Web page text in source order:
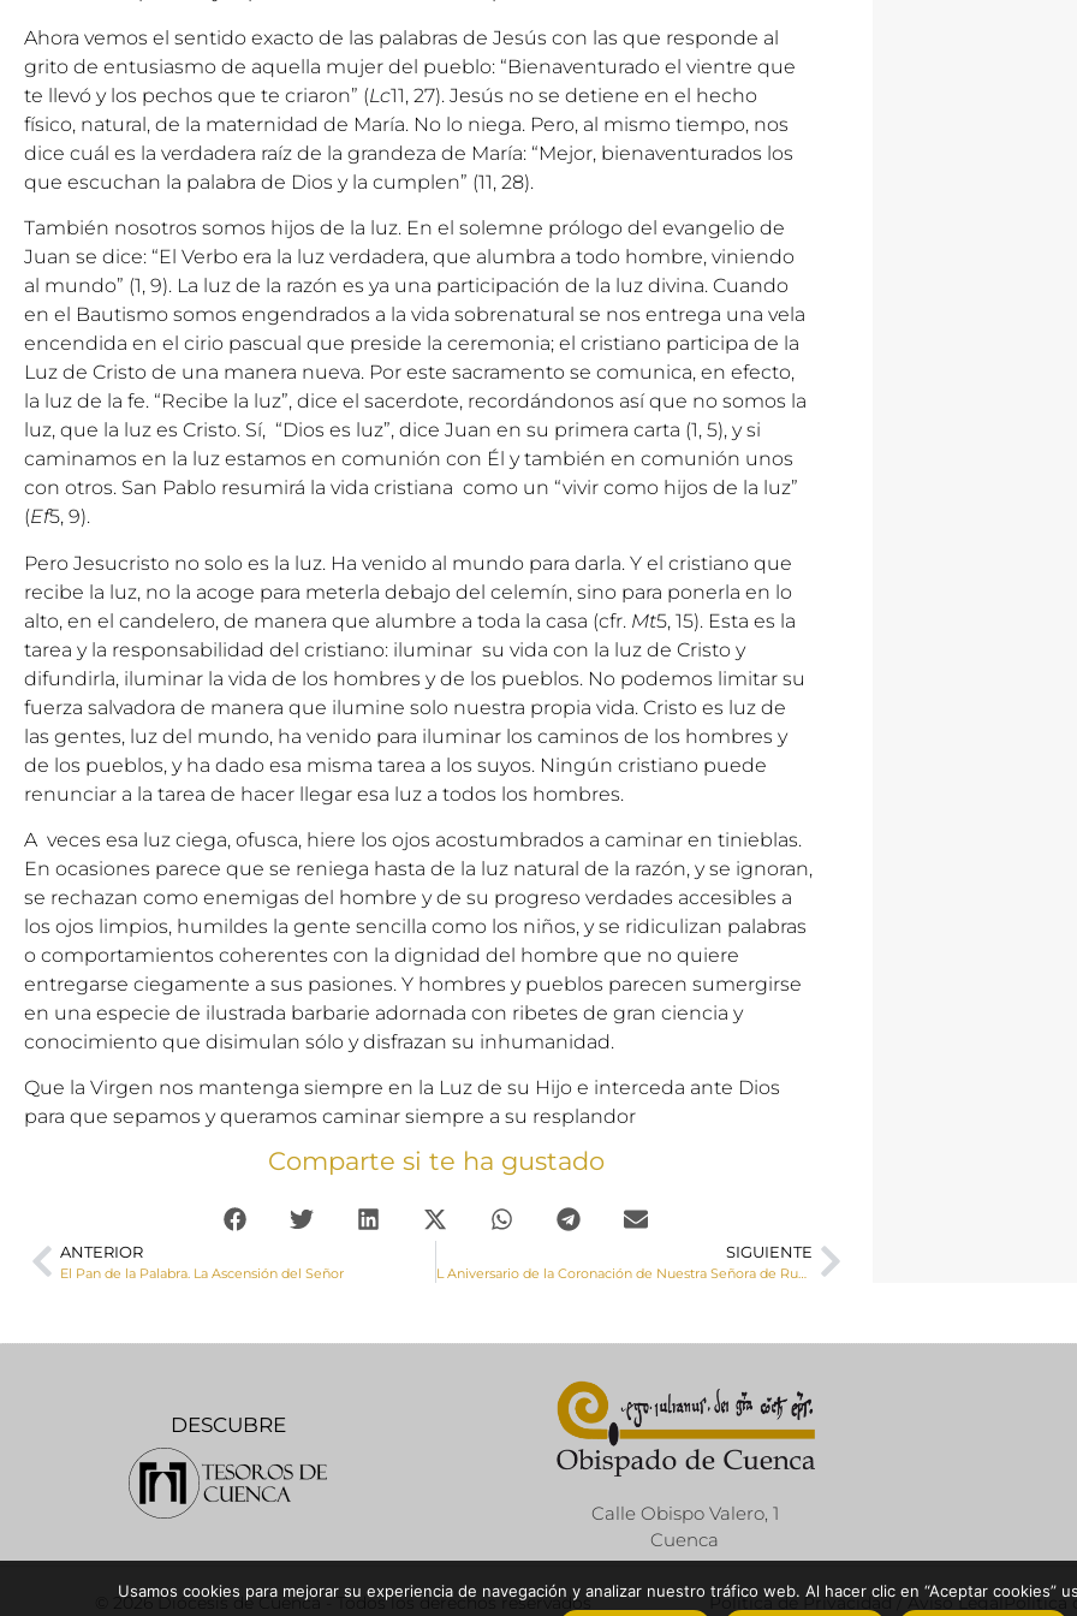
Ahora vemos el sentido exacto de las palabras de Jesús con las que responde al
grito de entusiasmo de aquella mujer del pueblo: “Bienaventurado el vientre que
te llevó y los pechos que te criaron” (Lc11, 27). Jesús no se detiene en el hecho
físico, natural, de la maternidad de María. No lo niega. Pero, al mismo tiempo, nos
dice cuál es la verdadera raíz de la grandeza de María: “Mejor, bienaventurados los
que escuchan la palabra de Dios y la cumplen” (11, 28).
También nosotros somos hijos de la luz. En el solemne prólogo del evangelio de
Juan se dice: “El Verbo era la luz verdadera, que alumbra a todo hombre, viniendo
al mundo” (1, 9). La luz de la razón es ya una participación de la luz divina. Cuando
en el Bautismo somos engendrados a la vida sobrenatural se nos entrega una vela
encendida en el cirio pascual que preside la ceremonia; el cristiano participa de la
Luz de Cristo de una manera nueva. Por este sacramento se comunica, en efecto,
la luz de la fe. “Recibe la luz”, dice el sacerdote, recordándonos así que no somos la
luz, que la luz es Cristo. Sí, “Dios es luz”, dice Juan en su primera carta (1, 5), y si
caminamos en la luz estamos en comunión con Él y también en comunión unos
con otros. San Pablo resumirá la vida cristiana como un “vivir como hijos de la luz”
(Ef5, 9).
Pero Jesucristo no solo es la luz. Ha venido al mundo para darla. Y el cristiano que
recibe la luz, no la acoge para meterla debajo del celemín, sino para ponerla en lo
alto, en el candelero, de manera que alumbre a toda la casa (cfr. Mt5, 15). Esta es la
tarea y la responsabilidad del cristiano: iluminar su vida con la luz de Cristo y
difundirla, iluminar la vida de los hombres y de los pueblos. No podemos limitar su
fuerza salvadora de manera que ilumine solo nuestra propia vida. Cristo es luz de
las gentes, luz del mundo, ha venido para iluminar los caminos de los hombres y
de los pueblos, y ha dado esa misma tarea a los suyos. Ningún cristiano puede
renunciar a la tarea de hacer llegar esa luz a todos los hombres.
A veces esa luz ciega, ofusca, hiere los ojos acostumbrados a caminar en tinieblas.
En ocasiones parece que se reniega hasta de la luz natural de la razón, y se ignoran,
se rechazan como enemigas del hombre y de su progreso verdades accesibles a
los ojos limpios, humildes la gente sencilla como los niños, y se ridiculizan palabras
o comportamientos coherentes con la dignidad del hombre que no quiere
entregarse ciegamente a sus pasiones. Y hombres y pueblos parecen sumergirse
en una especie de ilustrada barbarie adornada con ribetes de gran ciencia y
conocimiento que disimulan sólo y disfrazan su inhumanidad.
Que la Virgen nos mantenga siempre en la Luz de su Hijo e interceda ante Dios
para que sepamos y queramos caminar siempre a su resplandor
Comparte si te ha gustado
ANTERIOR
El Pan de la Palabra. La Ascensión del Señor
SIGUIENTE
L Aniversario de la Coronación de Nuestra Señora de Rus de San Clemente. Crónica y homilía del obispo de Cuenca.
DESCUBRE
Calle Obispo Valero, 1
Cuenca
© 2026 Diócesis de Cuenca - Todos los derechos reservados Política de Privacidad / Aviso LegalPolítica
Usamos cookies para mejorar su experiencia de navegación y analizar nuestro tráfico web. Al hacer clic en “Aceptar